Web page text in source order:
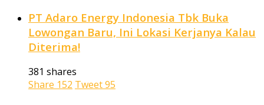
PT Adaro Energy Indonesia Tbk Buka
Lowongan Baru, Ini Lokasi Kerjanya Kalau
Diterima!
381 shares
Share 152 Tweet95